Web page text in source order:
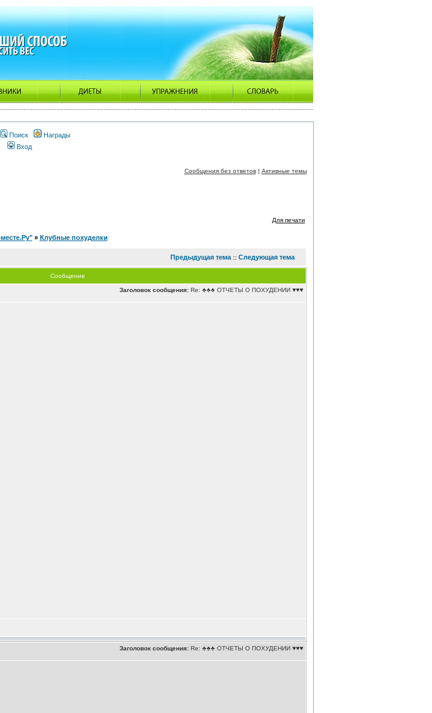
Поиск
Награды
Вход
Сообщения без ответов| Активные темы
Для печати
» Клубные похуделки
Предыдущая тема:: Следующая тема
Сообщение
Заголовок сообщения:Re: ♣♣♣ ОТЧЕТЫ О ПОХУДЕНИИ ♥♥♥
Заголовок сообщения:Re: ♣♣♣ ОТЧЕТЫ О ПОХУДЕНИИ ♥♥♥